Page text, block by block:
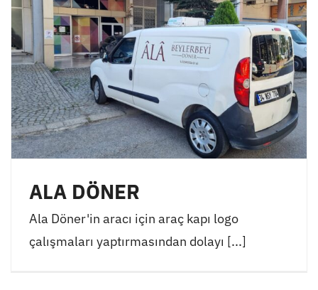
ALA DÖNER
Ala Döner'in aracı için araç kapı logo
çalışmaları yaptırmasından dolayı [...]